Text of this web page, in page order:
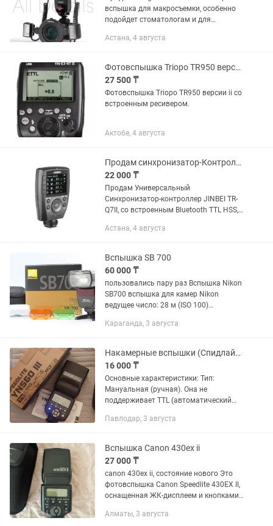
вспышка для макросъемки, особенно
подойдет стоматологам и для
каспи кз Состояние отличное,
Астана, 4 августа
Фотовспышка Triopo TR950 версии ii со встроенным ресивером.
27 500 ₸
Фотовспышка Triopo TR950 версии ii со
встроенным ресивером.
Актобе, 4 августа
Продам синхронизатор-Контролер JINBEI TR-Q7II Bluetooth TTL HSS
22 000 ₸
Продам Универсальный
Синхронизатор-контроллер JINBEI TR-
Q7II, со встроенным Bluetooth TTL HSS,
количестве - 1 штука Контроллер
Астана, 4 августа
Вспышка SB 700
60 000 ₸
пользовались пару раз Вспышка Nikon
SB700 вспышка для камер Nikon
ведущее число: 28 м (ISO 100)
головка выбор угла освещения: авто,
Караганда, 3 августа
Накамерные вспышки (Спидлайты)
16 000 ₸
Основные характеристики: Тип:
Мануальная (ручная). Она не
поддерживает TTL (автоматический
импульса нужно выставлять вручную
Встроенный...
Павлодар, 3 августа
Вспышка Canon 430ex ii
27 000 ₸
canon 430ex ii, состояние нового Это
фотовспышка Canon Speedlite 430EX II,
оснащенная ЖК-дисплеем и кнопками
панели.Устройство предназначено для
Алматы, 3 августа